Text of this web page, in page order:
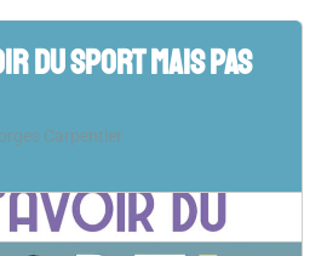
DU SPORT MAIS PAS
Carpentier